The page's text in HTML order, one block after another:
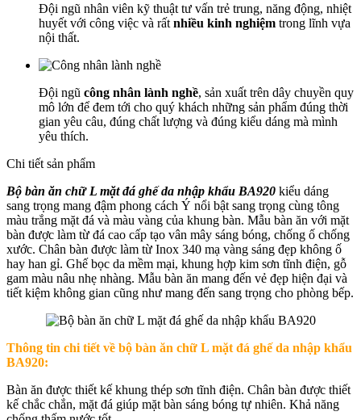
Đội ngũ nhân viên kỹ thuật tư vấn trẻ trung, năng động, nhiệt
huyết với công việc và rất nhiều kinh nghiệm trong lĩnh vựa
nội thất.
Đội ngũ công nhân lành nghề, sản xuất trên dây chuyền quy
mô lớn để đem tới cho quý khách những sản phẩm đúng thời
gian yêu câu, đúng chất lượng và đúng kiểu dáng mà mình
yêu thích.
Chi tiết sản phẩm
Bộ bàn ăn chữ L mặt đá ghế da nhập khẩu BA920 kiểu dáng
sang trọng mang đậm phong cách Ý nổi bật sang trọng cùng tông
màu trắng mặt đá và màu vàng của khung bàn. Mẫu bàn ăn với mặt
bàn được làm từ đá cao cấp tạo vân mây sáng bóng, chống ố chống
xước. Chân bàn được làm từ Inox 340 mạ vàng sáng đẹp không ố
hay han gỉ. Ghế bọc da mềm mại, khung hợp kim sơn tĩnh điện, gỗ
gam màu nâu nhẹ nhàng. Mẫu bàn ăn mang đến vẻ đẹp hiện đại và
tiết kiệm không gian cũng như mang đến sang trọng cho phòng bếp.
Thông tin chi tiết về bộ bàn ăn chữ L mặt đá ghế da nhập khẩu
BA920:
Bàn ăn được thiết kế khung thép sơn tĩnh điện. Chân bàn được thiết
kế chắc chắn, mặt đá giúp mặt bàn sáng bóng tự nhiên. Khả năng